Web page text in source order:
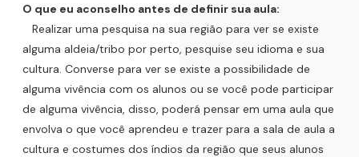
O que eu aconselho antes de definir sua aula:
Realizar uma pesquisa na sua região para ver se existe
alguma aldeia/tribo por perto, pesquise seu idioma e sua
cultura. Converse para ver se existe a possibilidade de
alguma vivência com os alunos ou se você pode participar
de alguma vivência, disso, poderá pensar em uma aula que
envolva o que você aprendeu e trazer para a sala de aula a
cultura e costumes dos índios da região que seus alunos